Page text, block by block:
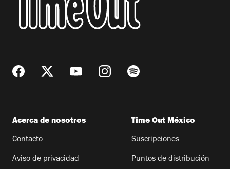
Acerca de nosotros
Contacto
Aviso de privacidad
Time Out México
Suscripciones
Puntos de distribución